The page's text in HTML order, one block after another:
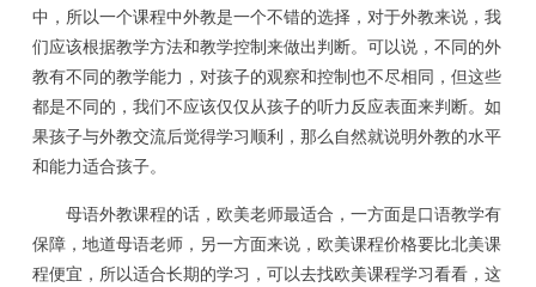
中，所以一个课程中外教是一个不错的选择，对于外教来说，我
们应该根据教学方法和教学控制来做出判断。可以说，不同的外
教有不同的教学能力，对孩子的观察和控制也不尽相同，但这些
都是不同的，我们不应该仅仅从孩子的听力反应表面来判断。如
果孩子与外教交流后觉得学习顺利，那么自然就说明外教的水平
和能力适合孩子。
母语外教课程的话，欧美老师最适合，一方面是口语教学有
保障，地道母语老师，另一方面来说，欧美课程价格要比北美课
程便宜，所以适合长期的学习，可以去找欧美课程学习看看，这